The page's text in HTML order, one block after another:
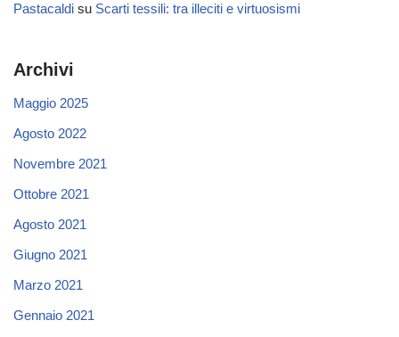
Pastacaldi su Scarti tessili: tra illeciti e virtuosismi
Archivi
Maggio 2025
Agosto 2022
Novembre 2021
Ottobre 2021
Agosto 2021
Giugno 2021
Marzo 2021
Gennaio 2021